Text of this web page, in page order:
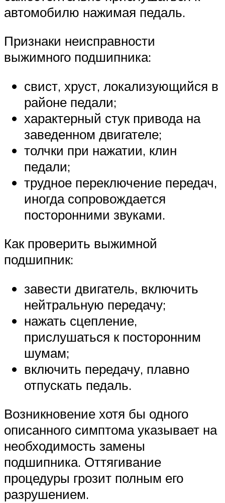
автомобилю нажимая педаль.
Признаки неисправности
выжимного подшипника:
свист, хруст, локализующийся в
районе педали;
характерный стук привода на
заведенном двигателе;
толчки при нажатии, клин
педали;
трудное переключение передач,
иногда сопровождается
посторонними звуками.
Как проверить выжимной
подшипник:
завести двигатель, включить
нейтральную передачу;
нажать сцепление,
прислушаться к посторонним
шумам;
включить передачу, плавно
отпускать педаль.
Возникновение хотя бы одного
описанного симптома указывает на
необходимость замены
подшипника. Оттягивание
процедуры грозит полным его
разрушением.